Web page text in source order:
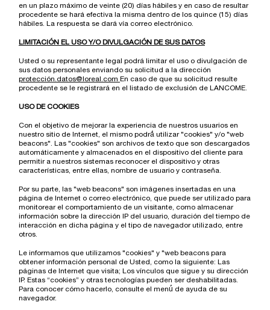
en un plazo máximo de veinte (20) días hábiles y en caso de resultar
procedente se hará efectiva la misma dentro de los quince (15) días
hábiles. La respuesta se dará vía correo electrónico.
LIMITACIÓN EL USO Y/O DIVULGACIÓN DE SUS DATOS
Usted o su representante legal podrá limitar el uso o divulgación de
sus datos personales enviando su solicitud a la dirección
protección.datos@loreal.com En caso de que su solicitud resulte
procedente se le registrará en el listado de exclusión de LANCOME.
USO DE COOKIES
Con el objetivo de mejorar la experiencia de nuestros usuarios en
nuestro sitio de Internet, el mismo podrá́ utilizar "cookies" y/o "web
beacons". Las "cookies" son archivos de texto que son descargados
automáticamente y almacenados en el dispositivo del cliente para
permitir a nuestros sistemas reconocer el dispositivo y otras
características, entre ellas, nombre de usuario y contraseña.
Por su parte, las "web beacons" son imágenes insertadas en una
página de Internet o correo electrónico, que puede ser utilizado para
monitorear el comportamiento de un visitante, como almacenar
información sobre la dirección IP del usuario, duración del tiempo de
interacción en dicha página y el tipo de navegador utilizado, entre
otros.
Le informamos que utilizamos "cookies" y "web beacons para
obtener información personal de Usted, como la siguiente: Las
páginas de Internet que visita; Los vínculos que sigue y su dirección
IP. Estas “cookies” y otras tecnologías pueden ser deshabilitadas.
Para conocer cómo hacerlo, consulte el menú́ de ayuda de su
navegador.